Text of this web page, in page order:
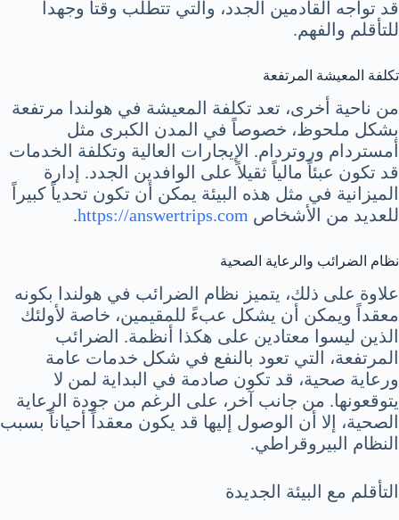
قد تواجه القادمين الجدد، والتي تتطلب وقتاً وجهداً
للتأقلم والفهم.
تكلفة المعيشة المرتفعة
من ناحية أخرى، تعد تكلفة المعيشة في هولندا مرتفعة
بشكل ملحوظ، خصوصاً في المدن الكبرى مثل
أمستردام وروتردام. الإيجارات العالية وتكلفة الخدمات
قد تكون عبئاً مالياً ثقيلاً على الوافدين الجدد. إدارة
الميزانية في مثل هذه البيئة يمكن أن تكون تحدياً كبيراً
للعديد من الأشخاص https://answertrips.com
.
نظام الضرائب والرعاية الصحية
علاوة على ذلك، يتميز نظام الضرائب في هولندا بكونه
معقداً ويمكن أن يشكل عبءً للمقيمين، خاصة لأولئك
الذين ليسوا معتادين على هكذا أنظمة. الضرائب
المرتفعة، التي تعود بالنفع في شكل خدمات عامة
ورعاية صحية، قد تكون صادمة في البداية لمن لا
يتوقعونها. من جانب آخر، على الرغم من جودة الرعاية
الصحية، إلا أن الوصول إليها قد يكون معقداً أحياناً بسبب
النظام البيروقراطي.
التأقلم مع البيئة الجديدة